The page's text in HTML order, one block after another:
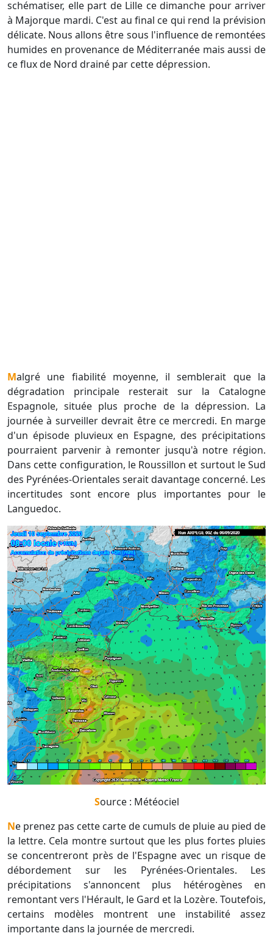
schématiser, elle part de Lille ce dimanche pour arriver
à Majorque mardi. C'est au final ce qui rend la prévision
délicate. Nous allons être sous l'influence de remontées
humides en provenance de Méditerranée mais aussi de
ce flux de Nord drainé par cette dépression.
Malgré une fiabilité moyenne, il semblerait que la
dégradation principale resterait sur la Catalogne
Espagnole, située plus proche de la dépression. La
journée à surveiller devrait être ce mercredi. En marge
d'un épisode pluvieux en Espagne, des précipitations
pourraient parvenir à remonter jusqu'à notre région.
Dans cette configuration, le Roussillon et surtout le Sud
des Pyrénées-Orientales serait davantage concerné. Les
incertitudes sont encore plus importantes pour le
Languedoc.
Source : Météociel
Ne prenez pas cette carte de cumuls de pluie au pied de
la lettre. Cela montre surtout que les plus fortes pluies
se concentreront près de l'Espagne avec un risque de
débordement sur les Pyrénées-Orientales. Les
précipitations s'annoncent plus hétérogènes en
remontant vers l'Hérault, le Gard et la Lozère. Toutefois,
certains modèles montrent une instabilité assez
importante dans la journée de mercredi.